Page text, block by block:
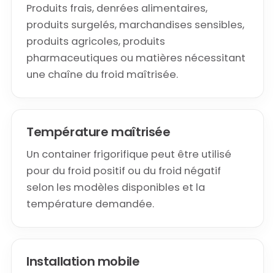
Produits frais, denrées alimentaires,
produits surgelés, marchandises sensibles,
produits agricoles, produits
pharmaceutiques ou matières nécessitant
une chaîne du froid maîtrisée.
Température maîtrisée
Un container frigorifique peut être utilisé
pour du froid positif ou du froid négatif
selon les modèles disponibles et la
température demandée.
Installation mobile